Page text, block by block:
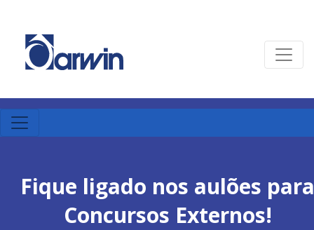
Fique ligado nos aulões para
Concursos Externos!